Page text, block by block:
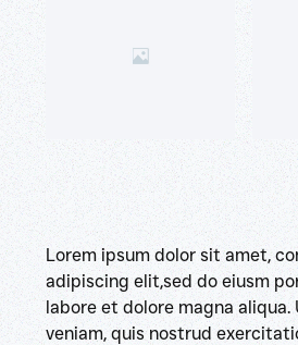
Lorem ipsum dolor sit amet,
adipiscing elit,sed do eiusm
labore et dolore magna aliqua.
veniam, quis nostrud